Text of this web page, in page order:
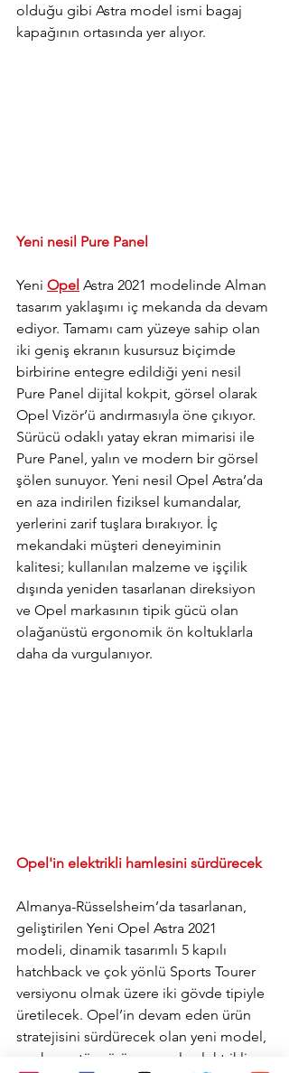
olduğu gibi Astra model ismi bagaj
kapağının ortasında yer alıyor.
Yeni nesil Pure Panel
Yeni Opel Astra 2021 modelinde Alman
tasarım yaklaşımı iç mekanda da devam
ediyor. Tamamı cam yüzeye sahip olan
iki geniş ekranın kusursuz biçimde
birbirine entegre edildiği yeni nesil
Pure Panel dijital kokpit, görsel olarak
Opel Vizör’ü andırmasıyla öne çıkıyor.
Sürücü odaklı yatay ekran mimarisi ile
Pure Panel, yalın ve modern bir görsel
şölen sunuyor. Yeni nesil Opel Astra’da
en aza indirilen fiziksel kumandalar,
yerlerini zarif tuşlara bırakıyor. İç
mekandaki müşteri deneyiminin
kalitesi; kullanılan malzeme ve işçilik
dışında yeniden tasarlanan direksiyon
ve Opel markasının tipik gücü olan
olağanüstü ergonomik ön koltuklarla
daha da vurgulanıyor.
Opel'in elektrikli hamlesini sürdürecek
Almanya-Rüsselsheim’da tasarlanan,
geliştirilen Yeni Opel Astra 2021
modeli, dinamik tasarımlı 5 kapılı
hatchback ve çok yönlü Sports Tourer
versiyonu olmak üzere iki gövde tipiyle
üretilecek. Opel’in devam eden ürün
stratejisini sürdürecek olan yeni model,
markanın tüm ürün gamıyla elektrikliye